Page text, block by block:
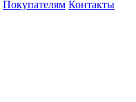
Покупателям Контакты